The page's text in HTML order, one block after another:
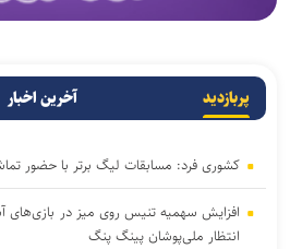
پربازدید آخرین اخبار
کشوری فرد: مسابقات لیگ برتر با حضور
افزایش سهمیه تنیس روی میز در بازی‌های
انتظار ملی‌پوشان پینگ پنگ